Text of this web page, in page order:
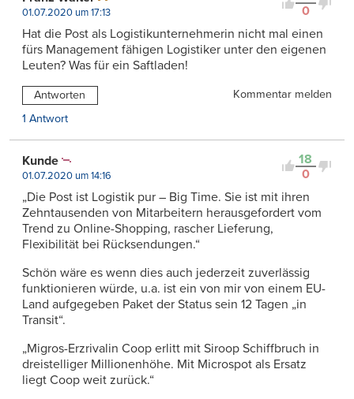
0
01.07.2020 um 17:13
Hat die Post als Logistikunternehmerin nicht mal einen
fürs Management fähigen Logistiker unter den eigenen
Leuten? Was für ein Saftladen!
Antworten
Kommentar melden
1 Antwort
18
0
Kunde
01.07.2020 um 14:16
„Die Post ist Logistik pur – Big Time. Sie ist mit ihren
Zehntausenden von Mitarbeitern herausgefordert vom
Trend zu Online-Shopping, rascher Lieferung,
Flexibilität bei Rücksendungen.“
Schön wäre es wenn dies auch jederzeit zuverlässig
funktionieren würde, u.a. ist ein von mir von einem EU-
Land aufgegeben Paket der Status sein 12 Tagen „in
Transit“.
„Migros-Erzrivalin Coop erlitt mit Siroop Schiffbruch in
dreistelliger Millionenhöhe. Mit Microspot als Ersatz
liegt Coop weit zurück.“